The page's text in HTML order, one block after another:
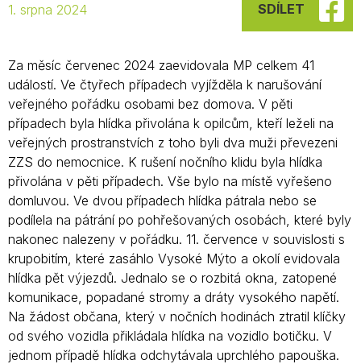
1. srpna 2024 SDÍLET
Za měsíc červenec 2024 zaevidovala MP celkem 41
událostí. Ve čtyřech případech vyjížděla k narušování
veřejného pořádku osobami bez domova. V pěti
případech byla hlídka přivolána k opilcům, kteří leželi na
veřejných prostranstvích z toho byli dva muži převezeni
ZZS do nemocnice. K rušení nočního klidu byla hlídka
přivolána v pěti případech. Vše bylo na místě vyřešeno
domluvou. Ve dvou případech hlídka pátrala nebo se
podílela na pátrání po pohřešovaných osobách, které byly
nakonec nalezeny v pořádku. 11. července v souvislosti s
krupobitím, které zasáhlo Vysoké Mýto a okolí evidovala
hlídka pět výjezdů. Jednalo se o rozbitá okna, zatopené
komunikace, popadané stromy a dráty vysokého napětí.
Na žádost občana, který v nočních hodinách ztratil klíčky
od svého vozidla přikládala hlídka na vozidlo botičku. V
jednom případě hlídka odchytávala uprchlého papouška.